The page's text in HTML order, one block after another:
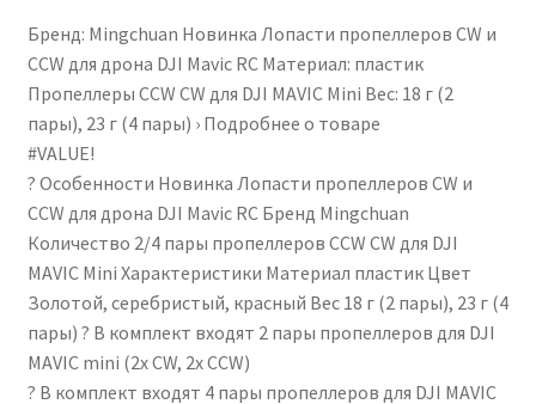
Mini
(по
часовой
и
против
часовой
стрелки)
с
быстросъемным
креплением,
без
винтов
Бренд: Mingchuan Новинка Лопасти пропеллеров CW и
CCW для дрона DJI Mavic RC Материал: пластик
Пропеллеры CCW CW для DJI MAVIC Mini Вес: 18 г (2
пары), 23 г (4 пары) › Подробнее о товаре
#VALUE!
? Особенности Новинка Лопасти пропеллеров CW и
CCW для дрона DJI Mavic RC Бренд Mingchuan
Количество 2/4 пары пропеллеров CCW CW для DJI
MAVIC Mini Характеристики Материал пластик Цвет
Золотой, серебристый, красный Вес 18 г (2 пары), 23 г (4
пары) ? В комплект входят 2 пары пропеллеров для DJI
MAVIC mini (2x CW, 2x CCW)
? В комплект входят 4 пары пропеллеров для DJI MAVIC